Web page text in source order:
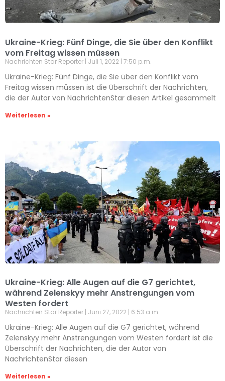
Ukraine-Krieg: Fünf Dinge, die Sie über den Konflikt
vom Freitag wissen müssen
Nachrichten Star Reporter Juli 1, 2022 7:50 p.m.
Ukraine-Krieg: Fünf Dinge, die Sie über den Konflikt vom
Freitag wissen müssen ist die Überschrift der Nachrichten,
die der Autor von NachrichtenStar diesen Artikel gesammelt
Weiterlesen »
Ukraine-Krieg: Alle Augen auf die G7 gerichtet,
während Zelenskyy mehr Anstrengungen vom
Westen fordert
Nachrichten Star Reporter Juni 27, 2022 6:53 a.m.
Ukraine-Krieg: Alle Augen auf die G7 gerichtet, während
Zelenskyy mehr Anstrengungen vom Westen fordert ist die
Überschrift der Nachrichten, die der Autor von
NachrichtenStar diesen
Weiterlesen »